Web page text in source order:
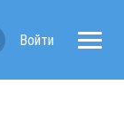
Войти